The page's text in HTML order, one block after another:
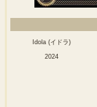
Idola (イドラ)
2024